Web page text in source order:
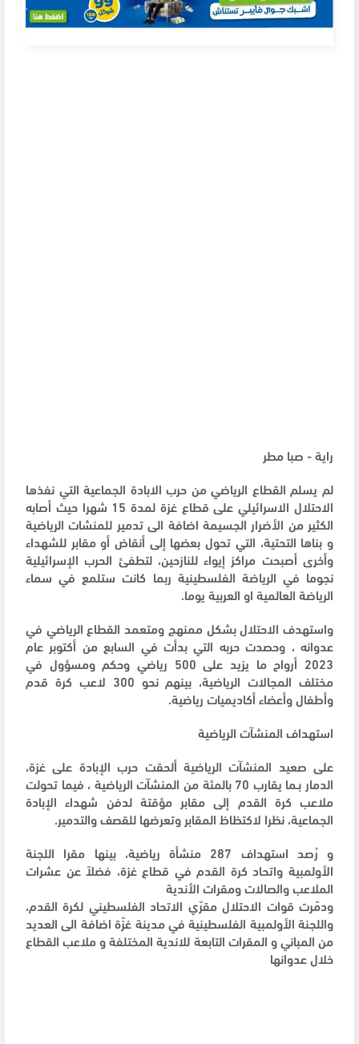
راية - صبا مطر
لم يسلم القطاع الرياضي من حرب الابادة الجماعية التي نفذها
الاحتلال الاسرائيلي على قطاع غزة لمدة 15 شهرا حيث أصابه
الكثير من الأضرار الجسيمة اضافة الى تدمير للمنشات الرياضية
و بناها التحتية، التي تحول بعضها إلى أنقاض أو مقابر للشهداء
وأخرى أصبحت مراكز إيواء للنازحين، لتطفئ الحرب الإسرائيلية
نجوما في الرياضة الفلسطينية ربما كانت ستلمع في سماء
الرياضة العالمية او العربية يوما.
واستهدف الاحتلال بشكل ممنهج ومتعمد القطاع الرياضي في
عدوانه ، وحصدت حربه التي بدأت في السابع من أكتوبر عام
2023 أرواح ما يزيد على 500 رياضي وحكم ومسؤول في
مختلف المجالات الرياضية، بينهم نحو 300 لاعب كرة قدم
وأطفال وأعضاء أكاديميات رياضية.
استهداف المنشآت الرياضية
على صعيد المنشآت الرياضية ألحقت حرب الإبادة على غزة،
الدمار بـما يقارب 70 بالمئة من المنشآت الرياضية ، فيما تحولت
ملاعب كرة القدم إلى مقابر مؤقتة لدفن شهداء الإبادة
الجماعية، نظرا لاكتظاظ المقابر وتعرضها للقصف والتدمير.
و رُصد استهداف 287 منشأة رياضية، بينها مقرا اللجنة
الأولمبية واتحاد كرة القدم في قطاع غزة، فضلاً عن عشرات
الملاعب والصالات ومقرات الأندية
ودمّرت قوات الاحتلال مقرّي الاتحاد الفلسطيني لكرة القدم،
واللجنة الأولمبية الفلسطينية في مدينة غزّة اضافة الى العديد
من المباني و المقرات التابعة للاندية المختلفة و ملاعب القطاع
خلال عدوانها